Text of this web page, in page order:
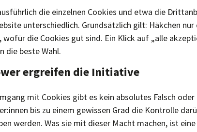
die einzelnen Cookies und etwa die
unterschiedlich. Grundsätzlich gilt: Häkchen
wofür die Cookies gut sind. Ein Klick auf „alle
die beste Wahl.
ergreifen die Initiative
mit Cookies gibt es kein absolutes Falsch
bis zu einem gewissen Grad die Kontrolle
werden. Was sie mit dieser Macht machen, ist